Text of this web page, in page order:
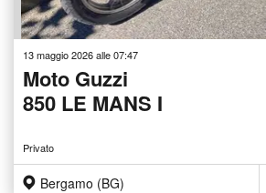
13 maggio 2026 alle 07:47
Moto Guzzi
850 LE MANS I
Privato
Bergamo (BG)